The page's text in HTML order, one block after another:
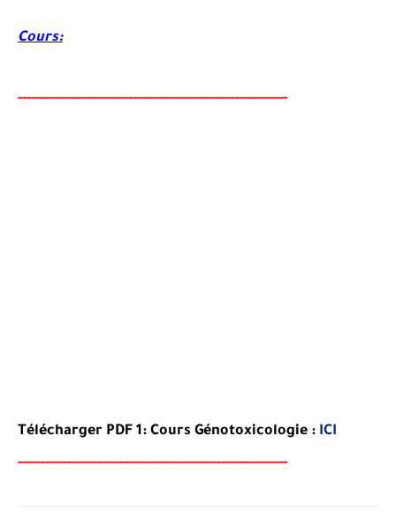
Cours:
-------------------------------------------------------------
Télécharger PDF 1: Cours Génotoxicologie : ICI
-------------------------------------------------------------